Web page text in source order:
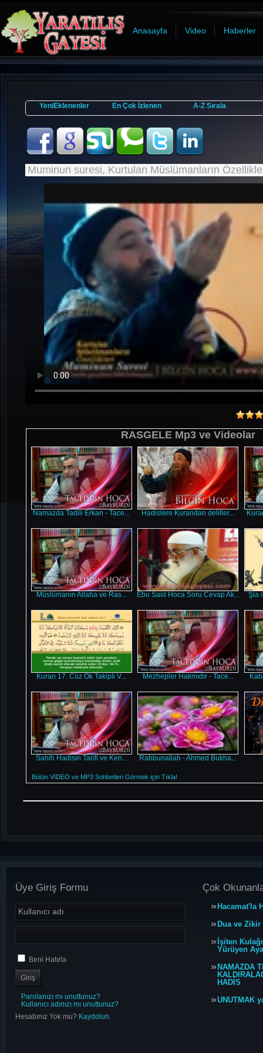
Anasayfa Video Haberler
YeniEklenenler En Çok İzlenen A-Z Sırala
Muminun suresi, Kurtulan Müslümanların
RASGELE Mp3 ve Videolar
Namazda Tadili Erkan - Tace... Hadislere Kurandan deliller...
Müslümanın Allaha ve Ras... Ebu Said Hoca Soru Cevap Ak... Şia
Kuran 17. Cüz Ok Takipli V... Mezhepler Hakmıdır - Tace...
Sahih Hadisin Tarifi ve Ken... Rabbunallah - Ahmed Bukha...
Bütün VİDEO ve MP3 Sohbetleri Görmek için Tıkla!
Üye Giriş Formu
Beni Hatırla
Parolanızı mı unuttunuz?
Kullanıcı adınızı mı unuttunuz?
Hesabınız Yok mu? Kaydolun.
Çok
Hacamat'la
Dua ve
İşiten
Yürüyen
NAMAZDA
HADİS
UNUTMAK